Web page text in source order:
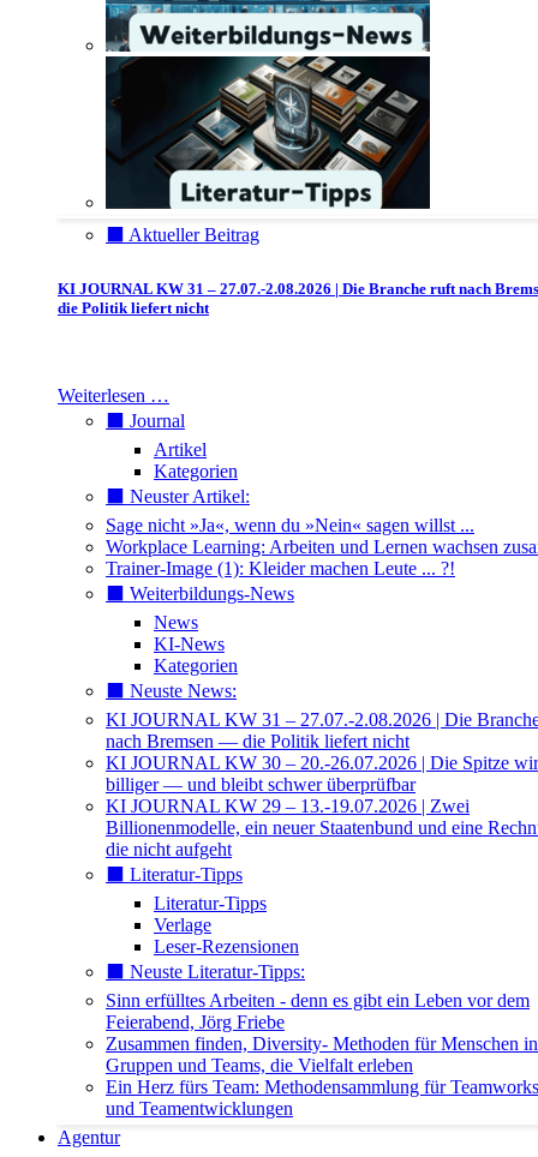
⬛️ Aktueller Beitrag
KI JOURNAL KW 31 – 27.07.-2.08.2026 | Die Branche ruft nach
die Politik liefert nicht
Weiterlesen …
⬛️ Journal
Artikel
Kategorien
⬛️ Neuster Artikel:
Sage nicht »Ja«, wenn du »Nein« sagen willst ...
Workplace Learning: Arbeiten und Lernen wachsen
Trainer-Image (1): Kleider machen Leute ... ?!
⬛️ Weiterbildungs-News
News
KI-News
Kategorien
⬛️ Neuste News:
KI JOURNAL KW 31 – 27.07.-2.08.2026 | Die
nach Bremsen — die Politik liefert nicht
KI JOURNAL KW 30 – 20.-26.07.2026 | Die Spitze
billiger — und bleibt schwer überprüfbar
KI JOURNAL KW 29 – 13.-19.07.2026 | Zwei
Billionenmodelle, ein neuer Staatenbund und eine
die nicht aufgeht
⬛️ Literatur-Tipps
Literatur-Tipps
Verlage
Leser-Rezensionen
⬛️ Neuste Literatur-Tipps:
Sinn erfülltes Arbeiten - denn es gibt ein Leben vor dem
Feierabend, Jörg Friebe
Zusammen finden, Diversity- Methoden für Menschen in
Gruppen und Teams, die Vielfalt erleben
Ein Herz fürs Team: Methodensammlung für
und Teamentwicklungen
Agentur